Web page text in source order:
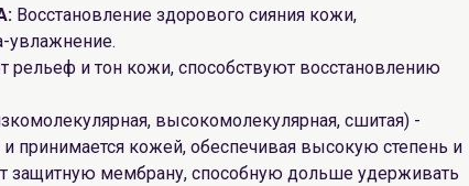
Восстановление здорового сияния кожи,
увлажнение.
рельеф и тон кожи, способствуют восстановлению
высокомолекулярная, сшитая) -
принимается кожей, обеспечивая высокую степень и
защитную мембрану, способную дольше удерживать